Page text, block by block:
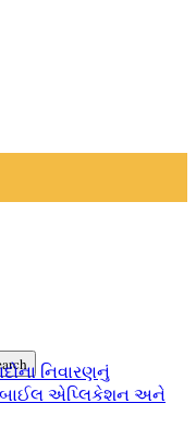
નિવારણનું
એપ્લિકેશન અને